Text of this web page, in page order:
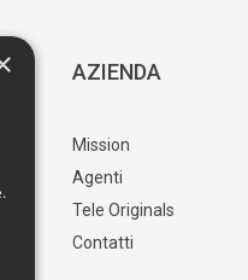
AZIENDA
Mission
Agenti
Tele Originals
Contatti